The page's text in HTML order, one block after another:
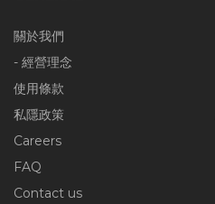
關於我們
- 經營理念
使用條款
私隱政策
Careers
FAQ
Contact us